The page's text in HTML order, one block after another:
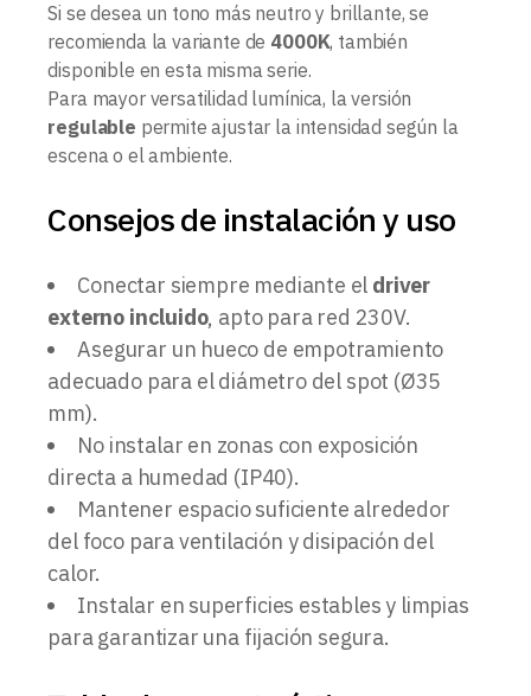
Si se desea un tono más neutro y brillante, se
recomienda la variante de 4000K, también
disponible en esta misma serie.
Para mayor versatilidad lumínica, la versión
regulable permite ajustar la intensidad según la
escena o el ambiente.
Consejos de instalación y uso
Conectar siempre mediante el driver
externo incluido, apto para red 230V.
Asegurar un hueco de empotramiento
adecuado para el diámetro del spot (Ø35
mm).
No instalar en zonas con exposición
directa a humedad (IP40).
Mantener espacio suficiente alrededor
del foco para ventilación y disipación del
calor.
Instalar en superficies estables y limpias
para garantizar una fijación segura.